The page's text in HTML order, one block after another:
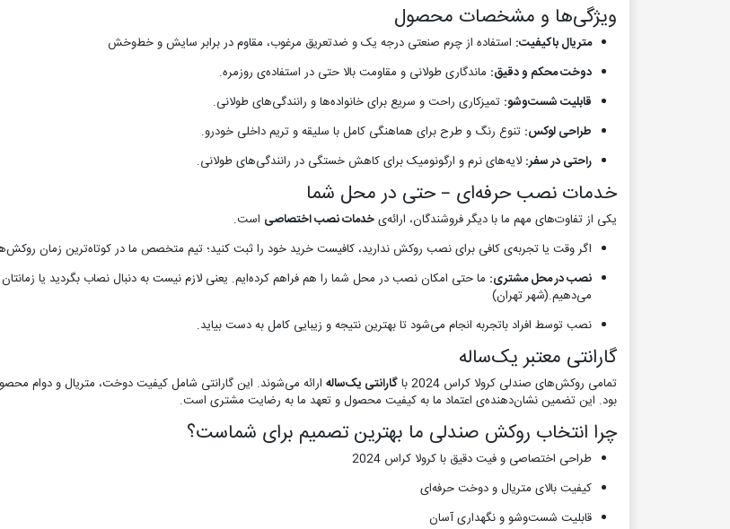
ویژگی‌ها و مشخصات محصول
متریال باکیفیت: استفاده از چرم صنعتی درجه یک و ضدتعریق مرغوب، مقاوم در برابر سایش و خط‌وخش
دوخت محکم و دقیق: ماندگاری طولانی و مقاومت بالا حتی در استفاده‌ی روزمره.
قابلیت شست‌وشو: تمیزکاری راحت و سریع برای خانواده‌ها و رانندگی‌های طولانی.
طراحی لوکس: تنوع رنگ و طرح برای هماهنگی کامل با سلیقه و تریم داخلی خودرو.
راحتی در سفر: لایه‌های نرم و ارگونومیک برای کاهش خستگی در رانندگی‌های طولانی.
خدمات نصب حرفه‌ای – حتی در محل شما
یکی از تفاوت‌های مهم ما با دیگر فروشندگان، ارائه‌یخدمات نصب اختصاصی است.
اگر وقت یا تجربه‌ی کافی برای نصب روکش ندارید، کافیست خرید خود را ثبت کنید؛ تیم متخصص ما در کوتاه‌ترین زمان
نصب در محل مشتری: ما حتی امکان نصب در محل شما را هم فراهم کرده‌ایم. یعنی لازم نیست به دنبال نصاب بگردید یا
می‌دهیم.(شهر تهران)
نصب توسط افراد باتجربه انجام می‌شود تا بهترین نتیجه و زیبایی کامل به دست بیاید.
گارانتی معتبر یک‌ساله
تمامی روکش‌های صندلی کرولا کراس 2024 با گارانتی یک‌ساله ارائه می‌شوند. این گارانتی شامل کیفیت دوخت، متریال و دوام
بود. این تضمین نشان‌دهنده‌ی اعتماد ما به کیفیت محصول و تعهد ما به رضایت مشتری است.
چرا انتخاب روکش صندلی ما بهترین تصمیم برای شماست؟
طراحی اختصاصی و فیت دقیق با کرولا کراس 2024
کیفیت بالای متریال و دوخت حرفه‌ای
قابلیت شست‌وشو و نگهداری آسان